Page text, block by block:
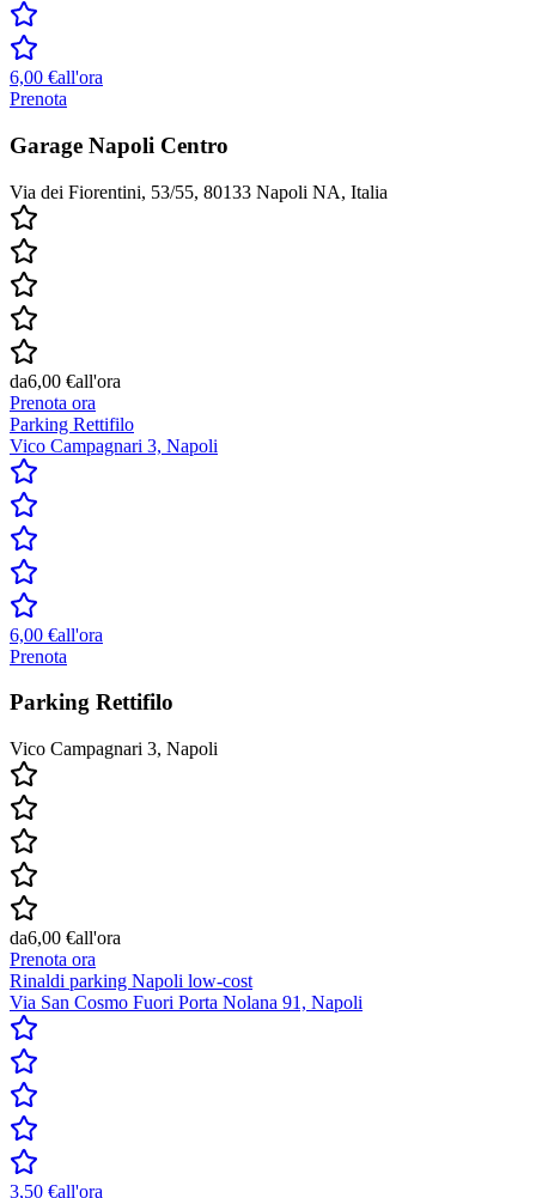
6,00 €all'ora
Prenota
Garage Napoli Centro
Via dei Fiorentini, 53/55, 80133 Napoli NA, Italia
da6,00 €all'ora
Prenota ora
Parking Rettifilo
Vico Campagnari 3, Napoli
6,00 €all'ora
Prenota
Parking Rettifilo
Vico Campagnari 3, Napoli
da6,00 €all'ora
Prenota ora
Rinaldi parking Napoli low-cost
Via San Cosmo Fuori Porta Nolana 91, Napoli
3,50 €all'ora